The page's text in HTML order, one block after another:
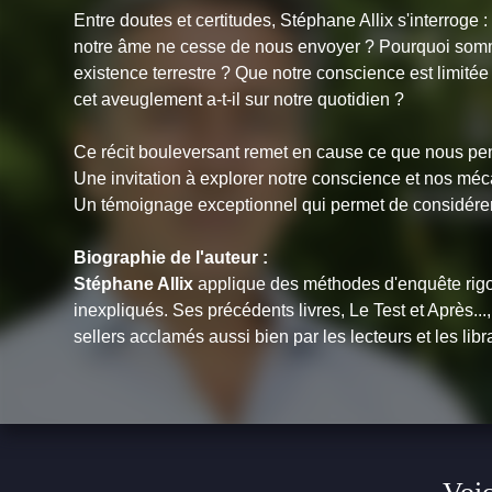
Entre doutes et certitudes, Stéphane Allix
notre âme ne cesse de nous envoyer ? Pourquoi
existence terrestre ? Que notre conscience est
cet aveuglement a-t-il sur notre quotidien ?
Ce récit bouleversant remet en cause ce que nous
Une invitation à explorer notre conscience et nos
Un témoignage exceptionnel qui permet de
Biographie de l'auteur :
Stéphane Allix applique des méthodes d'enquête
inexpliqués. Ses précédents livres, Le Test et
sellers acclamés aussi bien par les lecteurs et les